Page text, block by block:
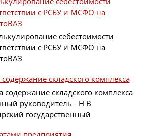
с РСБУ и МСФО на
себестоимости
с РСБУ и МСФО на
складского комплекса
содержание складского комплекса
руководитель - Н В
государственный